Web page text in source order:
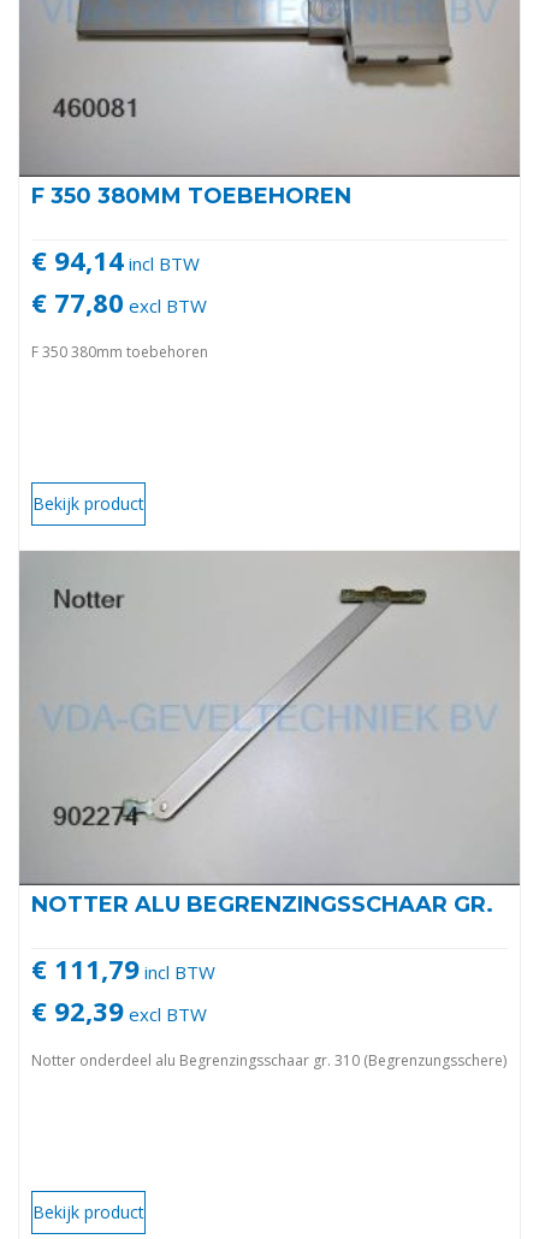
F 350 380MM TOEBEHOREN
€ 94,14 incl BTW
€ 77,80 excl BTW
F 350 380mm toebehoren
Bekijk product
NOTTER ALU BEGRENZINGSSCHAAR GR.
€ 111,79 incl BTW
€ 92,39 excl BTW
Notter onderdeel alu Begrenzingsschaar gr. 310 (Begrenzungsschere)
Bekijk product